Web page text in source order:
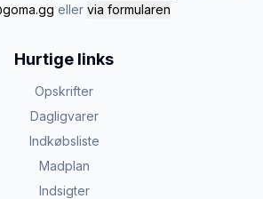
eller via formularen
Hurtige links
Opskrifter
Dagligvarer
Indkøbsliste
Madplan
Indsigter